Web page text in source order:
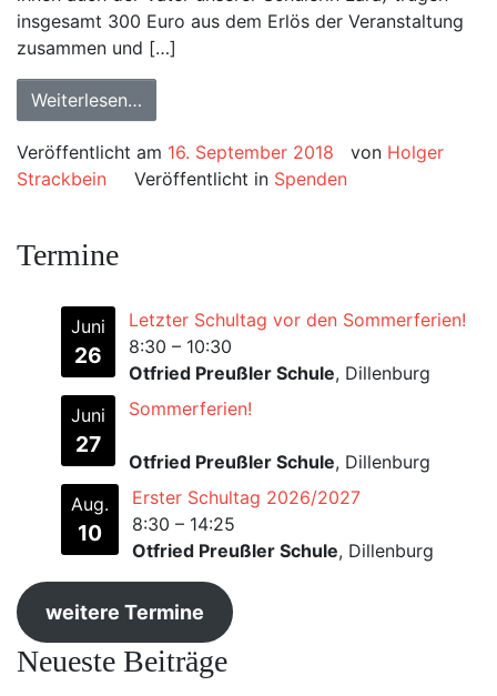
insgesamt 300 Euro aus dem Erlös der Veranstaltung
zusammen und […]
Weiterlesen…
Veröffentlicht am 16. September 2018 von Holger
Strackbein
Veröffentlicht in Spenden
Termine
Juni
26
Letzter Schultag vor den Sommerferien!
8:30 – 10:30
Otfried Preußler Schule, Dillenburg
Juni
27
Sommerferien!
Otfried Preußler Schule, Dillenburg
Aug.
10
Erster Schultag 2026/2027
8:30 – 14:25
Otfried Preußler Schule, Dillenburg
weitere Termine
Neueste Beiträge